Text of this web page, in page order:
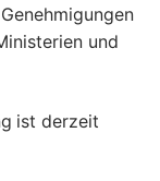
und
ist derzeit